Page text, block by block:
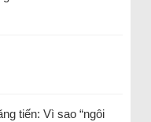
tiến: Vì sao “ngôi